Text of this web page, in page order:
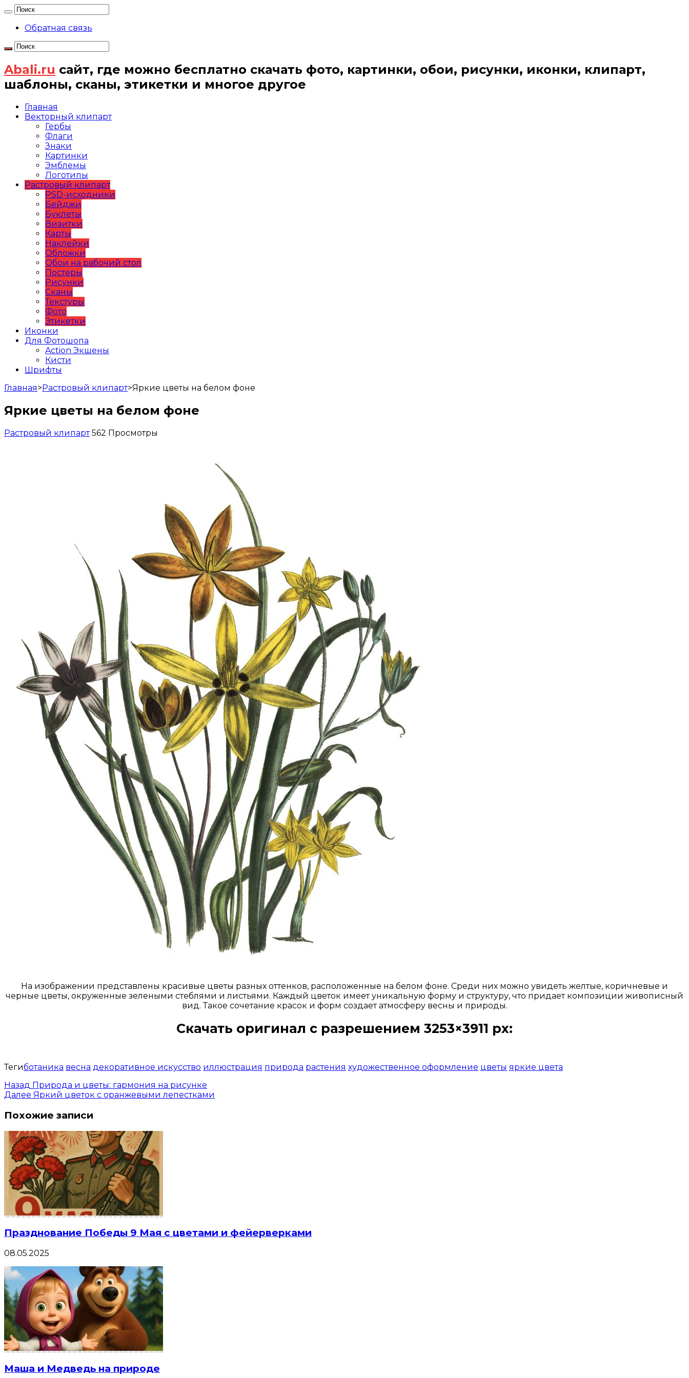
Обратная связь
Abali.ru сайт, где можно бесплатно скачать фото, картинки, обои, рисунки, иконки, клипарт,
шаблоны, сканы, этикетки и многое другое
Главная
Векторный клипарт
Гербы
Флаги
Знаки
Картинки
Эмблемы
Логотипы
Растровый клипарт
PSD-исходники
Бейджи
Буклеты
Визитки
Карты
Наклейки
Обложки
Обои на рабочий стол
Постеры
Рисунки
Сканы
Текстуры
Фото
Этикетки
Иконки
Для Фотошопа
Action Экшены
Кисти
Шрифты
Главная>Растровый клипарт>Яркие цветы на белом фоне
Яркие цветы на белом фоне
Растровый клипарт 562 Просмотры
На изображении представлены красивые цветы разных оттенков, расположенные на белом фоне. Среди них можно увидеть желтые, коричневые и
черные цветы, окруженные зелеными стеблями и листьями. Каждый цветок имеет уникальную форму и структуру, что придает композиции живописный
вид. Такое сочетание красок и форм создает атмосферу весны и природы.
Скачать оригинал с разрешением 3253×3911 px:
Тегиботаника весна декоративное искусство иллюстрация природа растения художественное оформление цветы яркие цвета
Назад Природа и цветы: гармония на рисунке
Далее Яркий цветок с оранжевыми лепестками
Похожие записи
Празднование Победы 9 Мая с цветами и фейерверками
08.05.2025
Маша и Медведь на природе